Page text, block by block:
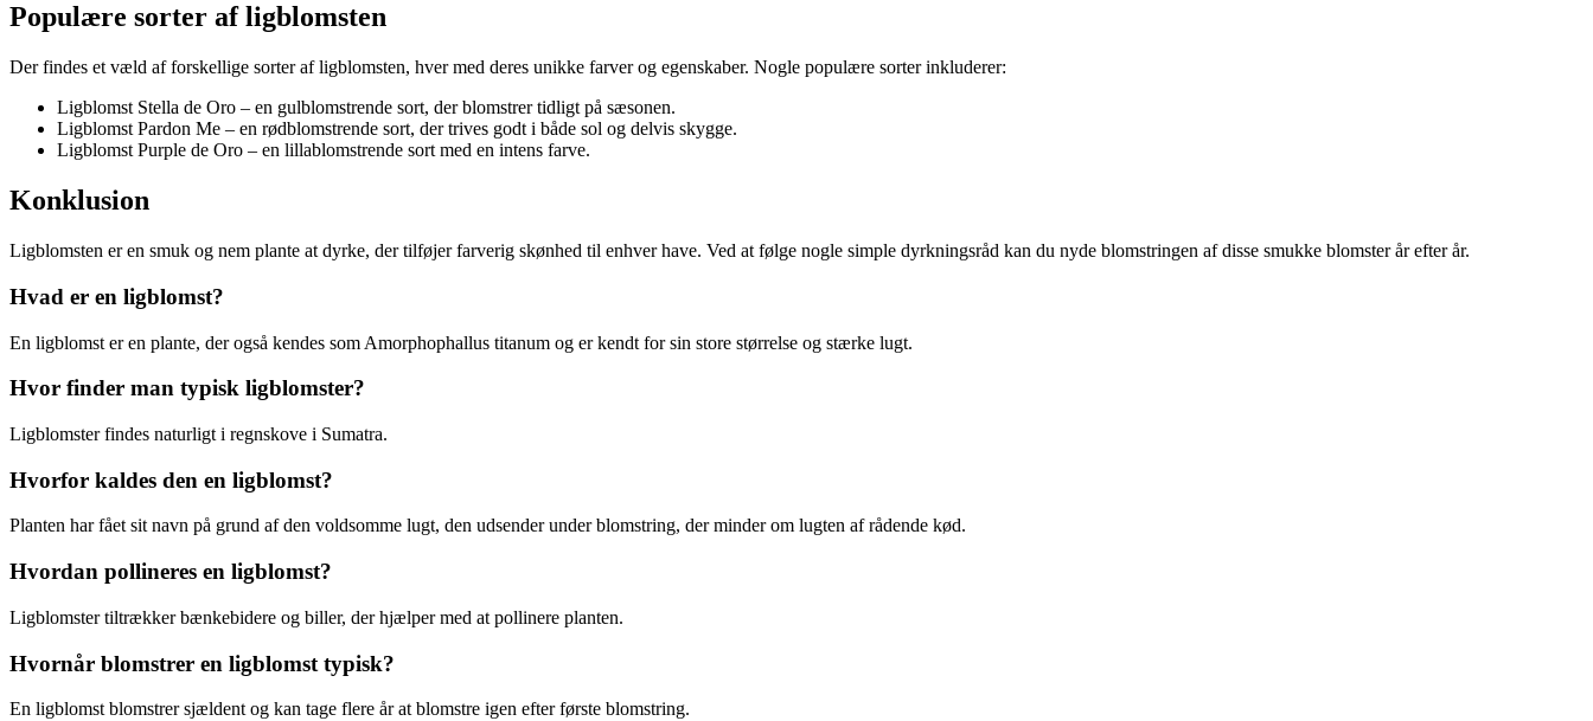
Populære sorter af ligblomsten
Der findes et væld af forskellige sorter af ligblomsten, hver med deres unikke farver og egenskaber. Nogle populære sorter inkluderer:
Ligblomst Stella de Oro – en gulblomstrende sort, der blomstrer tidligt på sæsonen.
Ligblomst Pardon Me – en rødblomstrende sort, der trives godt i både sol og delvis skygge.
Ligblomst Purple de Oro – en lillablomstrende sort med en intens farve.
Konklusion
Ligblomsten er en smuk og nem plante at dyrke, der tilføjer farverig skønhed til enhver have. Ved at følge nogle simple dyrkningsråd kan du nyde blomstringen af disse smukke blomster år efter år.
Hvad er en ligblomst?
En ligblomst er en plante, der også kendes som Amorphophallus titanum og er kendt for sin store størrelse og stærke lugt.
Hvor finder man typisk ligblomster?
Ligblomster findes naturligt i regnskove i Sumatra.
Hvorfor kaldes den en ligblomst?
Planten har fået sit navn på grund af den voldsomme lugt, den udsender under blomstring, der minder om lugten af rådende kød.
Hvordan pollineres en ligblomst?
Ligblomster tiltrækker bænkebidere og biller, der hjælper med at pollinere planten.
Hvornår blomstrer en ligblomst typisk?
En ligblomst blomstrer sjældent og kan tage flere år at blomstre igen efter første blomstring.